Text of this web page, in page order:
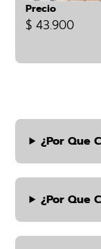
Precio
$ 43.900
¿por Que
¿por Que